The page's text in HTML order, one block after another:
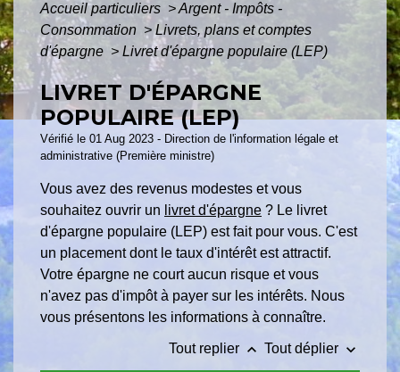
Accueil particuliers >Argent - Impôts -
Consommation > Livrets, plans et comptes
d'épargne > Livret d'épargne populaire (LEP)
LIVRET D'ÉPARGNE
POPULAIRE (LEP)
Vérifié le 01 Aug 2023 - Direction de l'information légale et
administrative (Première ministre)
Vous avez des revenus modestes et vous
souhaitez ouvrir un livret d'épargne ? Le livret
d'épargne populaire (LEP) est fait pour vous. C'est
un placement dont le taux d'intérêt est attractif.
Votre épargne ne court aucun risque et vous
n'avez pas d'impôt à payer sur les intérêts. Nous
vous présentons les informations à connaître.
Tout replier keyboard_arrow_up Tout déplier keyboard_arrow_down